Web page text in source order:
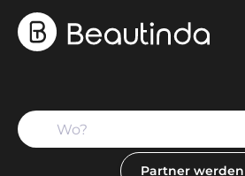
Partner werden